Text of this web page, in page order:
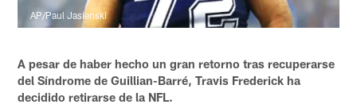
AP/Paul Jasienski
A pesar de haber hecho un gran retorno tras recuperarse
del Síndrome de Guillian-Barré, Travis Frederick ha
decidido retirarse de la NFL.